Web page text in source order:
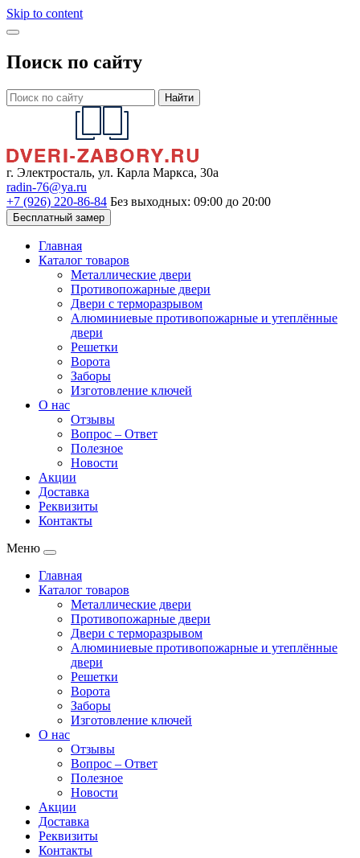
Skip to content
Поиск по сайту
Найти
г. Электросталь, ул. Карла Маркса, 30а
radin-76@ya.ru
+7 (926) 220-86-84 Без выходных: 09:00 до 20:00
Бесплатный замер
Главная
Каталог товаров
Металлические двери
Противопожарные двери
Двери с терморазрывом
Алюминиевые противопожарные и утеплённые
двери
Решетки
Ворота
Заборы
Изготовление ключей
О нас
Отзывы
Вопрос – Ответ
Полезное
Новости
Акции
Доставка
Реквизиты
Контакты
Меню
Главная
Каталог товаров
Металлические двери
Противопожарные двери
Двери с терморазрывом
Алюминиевые противопожарные и утеплённые
двери
Решетки
Ворота
Заборы
Изготовление ключей
О нас
Отзывы
Вопрос – Ответ
Полезное
Новости
Акции
Доставка
Реквизиты
Контакты